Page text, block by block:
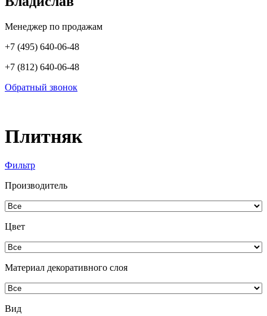
Менеджер по продажам
+7 (495) 640-06-48
+7 (812) 640-06-48
Обратный звонок
Плитняк
Фильтр
Производитель
Цвет
Материал декоративного слоя
Вид